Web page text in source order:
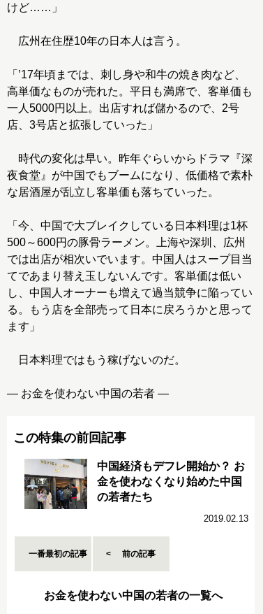
けど……」
広州在住歴10年の日本人は言う。
「’17年頃までは、刺し身や和牛の焼き肉など、
高単価なものが売れた。平日も満席で、客単価も
一人5000円以上。出店すれば儲かるので、2号
店、3号店と拡張していった」
時代の変化は早い。昨年ぐらいからドラマ『深
夜食堂』が中国でもブームになり、低価格で素朴
な居酒屋が乱立し客単価も落ちていった。
「今、中国で大ブレイクしている日本料理は1杯
500～600円の豚骨ラーメン。上海や深圳、広州
では出店が相次いでいます。中国人はスープ目当
てであまり替え玉しないんです。客単価は低い
し、中国人オーナーも増えて過当競争に陥ってい
る。もう店を全部売って日本に戻ろうかと思って
ます」
日本料理ではもう稼げないのだ。
この特集の前回記事
中国経済もデフレ開始か？ お
金を使わなくなり始めた中国
の若者たち
2019.02.13
一番最初の記事 前の記事
お金を使わない中国の若者の一覧へ